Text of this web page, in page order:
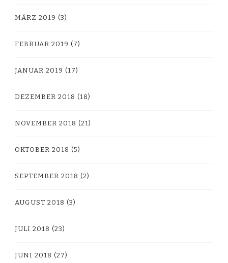
MÄRZ 2019 (3)
FEBRUAR 2019 (7)
JANUAR 2019 (17)
DEZEMBER 2018 (18)
NOVEMBER 2018 (21)
OKTOBER 2018 (5)
SEPTEMBER 2018 (2)
AUGUST 2018 (3)
JULI 2018 (23)
JUNI 2018 (27)